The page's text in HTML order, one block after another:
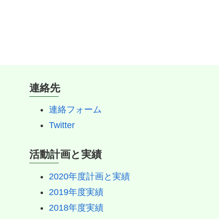
連絡先
連絡フォーム
Twitter
活動計画と実績
2020年度計画と実績
2019年度実績
2018年度実績